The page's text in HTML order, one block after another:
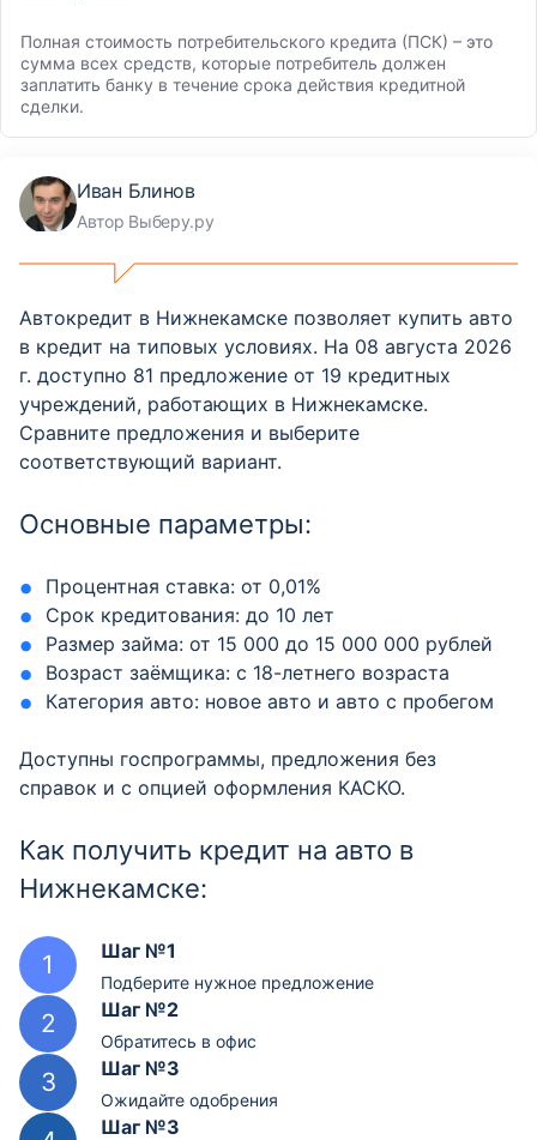
Полная стоимость потребительского кредита (ПСК) – это
сумма всех средств, которые потребитель должен
заплатить банку в течение срока действия кредитной
сделки.
Иван Блинов
Автор Выберу.ру
Автокредит в Нижнекамске позволяет купить авто
в кредит на типовых условиях. На 08 августа 2026
г. доступно 81 предложение от 19 кредитных
учреждений, работающих в Нижнекамске.
Сравните предложения и выберите
соответствующий вариант.
Основные параметры:
Процентная ставка: от 0,01%
Срок кредитования: до 10 лет
Размер займа: от 15 000 до 15 000 000 рублей
Возраст заёмщика: с 18-летнего возраста
Категория авто: новое авто и авто с пробегом
Доступны госпрограммы, предложения без
справок и с опцией оформления КАСКО.
Как получить кредит на авто в
Нижнекамске:
Шаг №1
Подберите нужное предложение
Шаг №2
Обратитесь в офис
Шаг №3
Ожидайте одобрения
Шаг №3